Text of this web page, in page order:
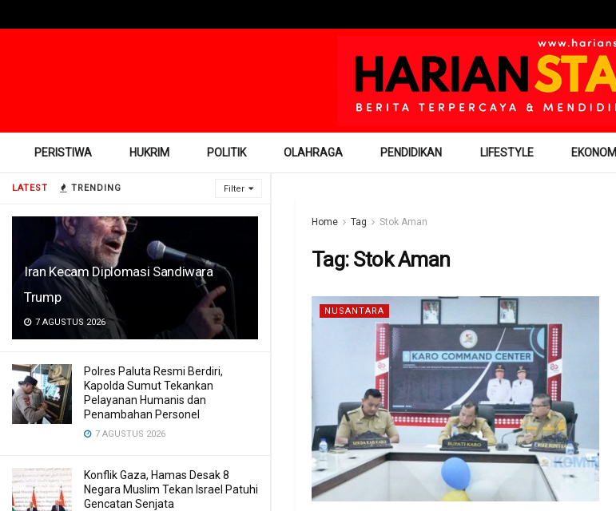
LATEST TRENDING Filter
Iran Kecam Diplomasi Sandiwara
Trump
7 AGUSTUS 2026
Polres Paluta Resmi Berdiri,
Kapolda Sumut Tekankan
Pelayanan Humanis dan
Penambahan Personel
7 AGUSTUS 2026
Konflik Gaza, Hamas Desak 8
Negara Muslim Tekan Israel Patuhi
Gencatan Senjata
PERISTIWA HUKRIM POLITIK OLAHRAGA PENDIDIKAN LIFESTYLE EKONOMI
Home Tag Stok Aman
Tag: Stok Aman
NUSANTARA